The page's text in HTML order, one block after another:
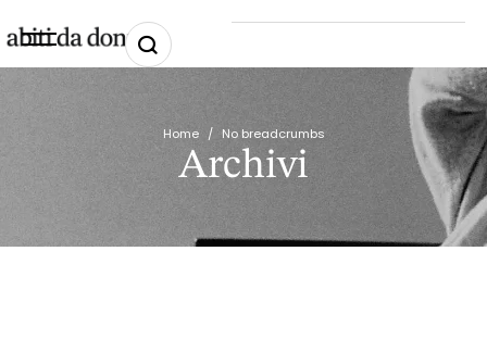
Home / No breadcrumbs
Archivi